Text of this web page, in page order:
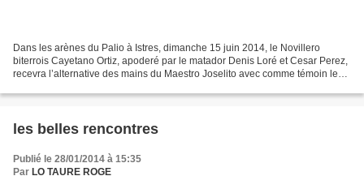
Dans les arènes du Palio à Istres, dimanche 15 juin 2014, le Novillero
biterrois Cayetano Ortiz, apoderé par le matador Denis Loré et Cesar Perez,
recevra l’alternative des mains du Maestro Joselito avec comme témoin le
les belles rencontres
Publié le 28/01/2014 à 15:35
Par LO TAURE ROGE